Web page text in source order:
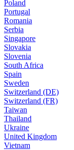
Poland
Portugal
Romania
Serbia
Singapore
Slovakia
Slovenia
South Africa
Spain
Sweden
Switzerland (DE)
Switzerland (FR)
Taiwan
Thailand
Ukraine
United Kingdom
Vietnam